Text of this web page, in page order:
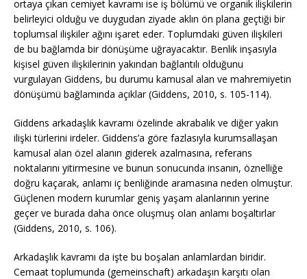
ortaya çıkan cemiyet kavramı ise iş bölümü ve organik ilişkilerin
belirleyici olduğu ve duygudan ziyade aklın ön plana geçtiği bir
toplumsal ilişkiler ağını işaret eder. Toplumdaki güven ilişkileri
de bu bağlamda bir dönüşüme uğrayacaktır. Benlik inşasıyla
kişisel güven ilişkilerinin yakından bağlantılı olduğunu
vurgulayan Giddens, bu durumu kamusal alan ve mahremiyetin
dönüşümü bağlamında açıklar (Giddens, 2010, s. 105-114).
Giddens arkadaşlık kavramı özelinde akrabalık ve diğer yakın
ilişki türlerini irdeler. Giddens’a göre fazlasıyla kurumsallaşan
kamusal alan özel alanın giderek azalmasına, referans
noktalarını yitirmesine ve bunun sonucunda insanın, öznelliğe
doğru kaçarak, anlamı iç benliğinde aramasına neden olmuştur.
Güçlenen modern kurumlar geniş yaşam alanlarının yerine
geçer ve burada daha önce oluşmuş olan anlamı boşaltırlar
(Giddens, 2010, s. 106).
Arkadaşlık kavramı da işte bu boşalan anlamlardan biridir.
Cemaat toplumunda (gemeinschaft) arkadaşın karşıtı olan